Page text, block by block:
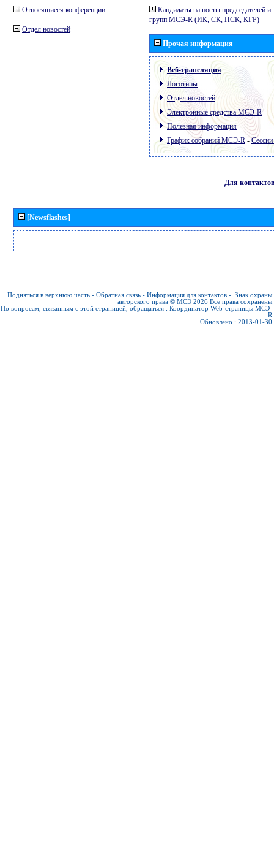
Относящиеся конференции
Отдел новостей
Кандидаты на посты председателей и
групп МСЭ-R (ИК, СК, ПСК, КГР)
Прочая информация
Веб-трансляция
Логотипы
Отдел новостей
Электронные средства МСЭ-R
Полезная информация
График собраний МСЭ-R -
Для контактов
[Newsflashes]
Подняться в верхнюю часть - Обратная связь - Информация для контактов - Знак охраны
авторского права © МСЭ 2026 Все права сохранены
По вопросам, связанным с этой страницей, обращаться : Координатор Web-страницы МСЭ-
R
Обновлено : 2013-01-30